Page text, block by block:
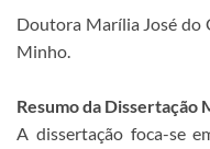
Doutora Marília José do
Minho.
Resumo da Dissertação
A dissertação foca-se